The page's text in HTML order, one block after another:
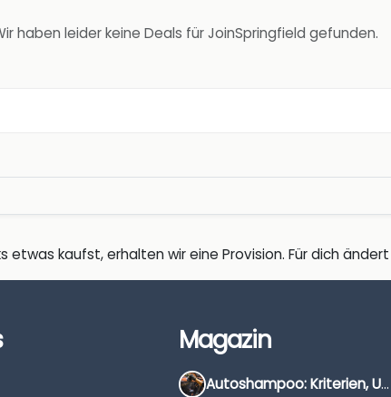
haben leider keine Deals für JoinSpringfield gefunden.
kaufst, erhalten wir eine Provision. Für dich
Magazin
Autoshampoo: Kriterien, Unterschiede & Anwendung